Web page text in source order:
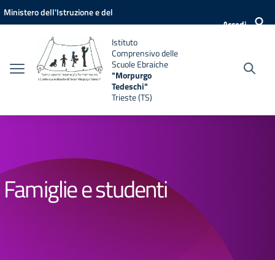
Vai ai contenuti
Vai al menu di navigazione
Vai al footer
Ministero dell'Istruzione e del
Accedi
Istituto
Comprensivo delle
Scuole Ebraiche
"Morpurgo
Tedeschi"
Trieste (TS)
Famiglie e studenti